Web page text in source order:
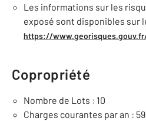
Les informations sur les
exposé sont disponibles sur
https://
Copropriété
Nombre de Lots : 10
Charges courantes par an :